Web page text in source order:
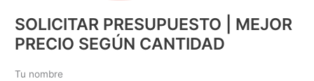
SOLICITAR PRESUPUESTO | MEJOR
PRECIO SEGÚN CANTIDAD
Tu nombre